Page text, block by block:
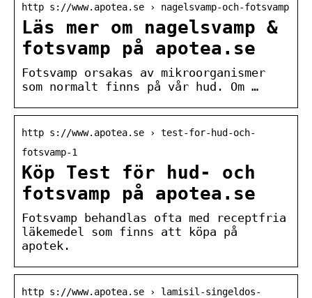
http s://www.apotea.se › nagelsvamp-och-fotsvamp
Läs mer om nagelsvamp &
fotsvamp på apotea.se
Fotsvamp orsakas av mikroorganismer
som normalt finns på vår hud. Om …
http s://www.apotea.se › test-for-hud-och-
fotsvamp-1
Köp Test för hud- och
fotsvamp på apotea.se
Fotsvamp behandlas ofta med receptfria
läkemedel som finns att köpa på
apotek.
http s://www.apotea.se › lamisil-singeldos-